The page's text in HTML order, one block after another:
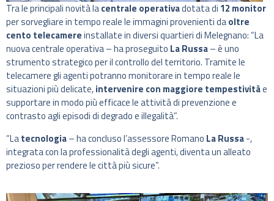
Tra le principali novità lacentrale operativadotata di 12 monitor
per sorvegliare in tempo reale le immagini provenienti daoltre
cento telecamereinstallate in diversi quartieri di Melegnano: “La
nuova centrale operativa – ha proseguito La Russa– è uno
strumento strategico per il controllo del territorio. Tramite le
telecamere gli agenti potranno monitorare in tempo reale le
situazioni più delicate,intervenire con maggiore tempestivitàe
supportare in modo più efficace le attività di prevenzione e
contrasto agli episodi di degrado e illegalità”.
“Latecnologia– ha concluso l’assessore Romano La Russa-,
integrata con la professionalità degli agenti, diventa un alleato
prezioso per rendere le città più sicure”.